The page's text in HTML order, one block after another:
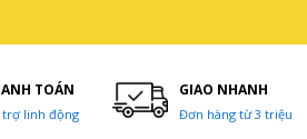
TOÁN
trợ linh động
GIAO NHANH
Đơn hàng từ 3 triệu